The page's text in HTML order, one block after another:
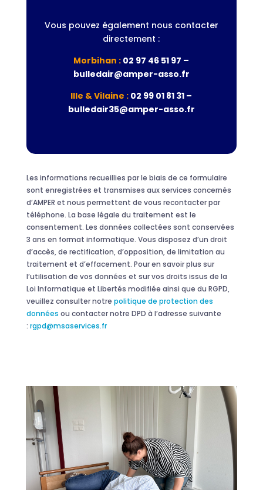
Vous pouvez également nous contacter
directement :
Morbihan : 02 97 46 51 97 –
bulledair@amper-asso.fr
Ille & Vilaine : 02 99 01 81 31 –
bulledair35@amper-asso.fr
Les informations recueillies par le biais de ce formulaire
sont enregistrées et transmises aux services concernés
d’AMPER et nous permettent de vous recontacter par
téléphone. La base légale du traitement est le
consentement. Les données collectées sont conservées
3 ans en format informatique. Vous disposez d’un droit
d’accès, de rectification, d’opposition, de limitation au
traitement et d’effacement. Pour en savoir plus sur
l’utilisation de vos données et sur vos droits issus de la
Loi Informatique et Libertés modifiée ainsi que du RGPD,
veuillez consulter notre politique de protection des
données ou contacter notre DPD à l’adresse suivante
: rgpd@msaservices.fr